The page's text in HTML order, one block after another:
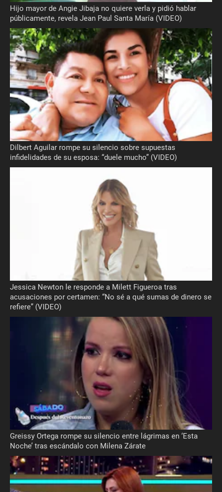
Hijo mayor de Angie Jibaja no quiere verla y pidió hablar
públicamente, revela Jean Paul Santa María (VIDEO)
Dilbert Aguilar rompe su silencio sobre supuestas
infidelidades de su esposa: “duele mucho” (VIDEO)
Jessica Newton le responde a Milett Figueroa tras
acusaciones por certamen: “No sé a qué sumas de dinero se
refiere” (VIDEO)
Greissy Ortega rompe su silencio entre lágrimas en ‘Esta
Noche’ tras escándalo con Milena Zárate